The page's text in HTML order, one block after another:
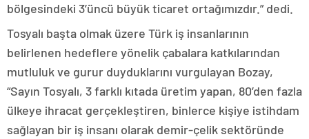
bölgesindeki 3’üncü büyük ticaret ortağımızdır.” dedi.
Tosyalı başta olmak üzere Türk iş insanlarının
belirlenen hedeflere yönelik çabalara katkılarından
mutluluk ve gurur duyduklarını vurgulayan Bozay,
“Sayın Tosyalı, 3 farklı kıtada üretim yapan, 80’den fazla
ülkeye ihracat gerçekleştiren, binlerce kişiye istihdam
sağlayan bir iş insanı olarak demir-çelik sektöründe